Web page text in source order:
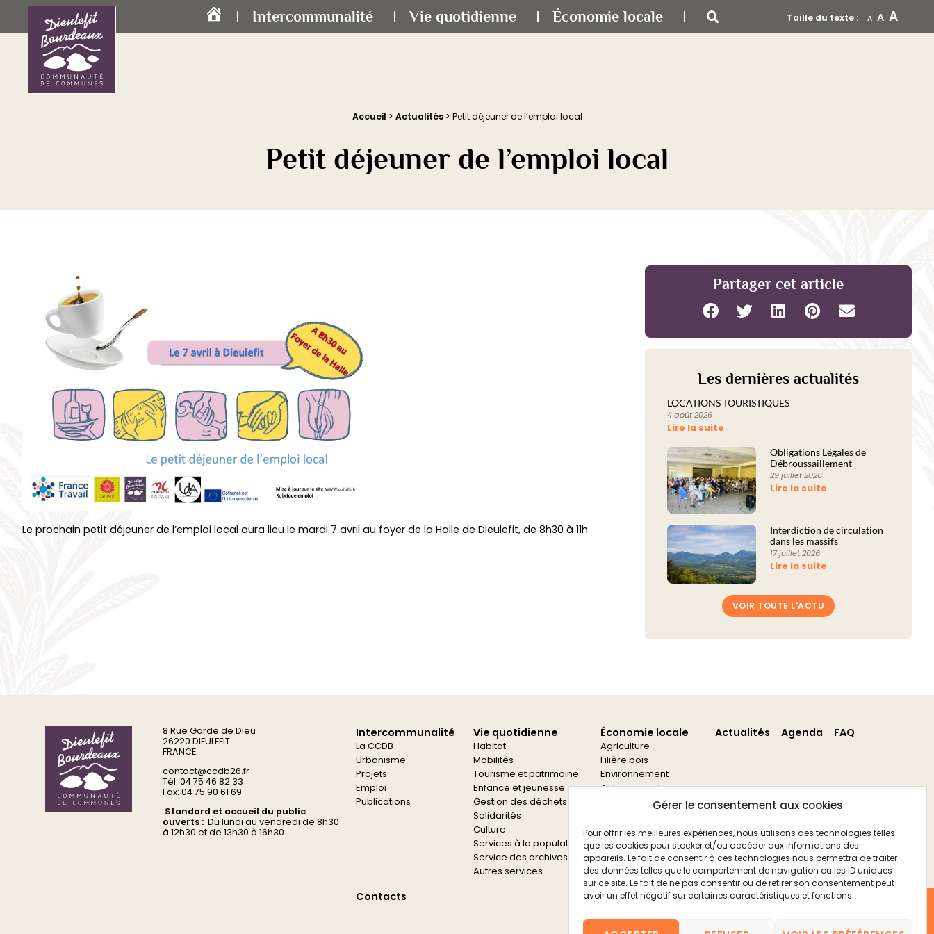
Gérer le consentement aux cookies
Pour offrir les meilleures expériences, nous utilisons des technologies telles
que les cookies pour stocker et/ou accéder aux informations des
appareils. Le fait de consentir à ces technologies nous permettra de traiter
des données telles que le comportement de navigation ou les ID uniques
sur ce site. Le fait de ne pas consentir ou de retirer son consentement peut
avoir un effet négatif sur certaines caractéristiques et fonctions.
Accueil Intercommunalité Vie quotidienne Économie locale Taille du texte : A A A
Accueil > Actualités> Petit déjeuner de l’emploi local
Petit déjeuner de l’emploi local
Le prochain petit déjeuner de l’emploi local aura lieu le mardi 7 avril au foyer de la Halle de Dieulefit, de 8h30 à 11h.
Partager cet article
Les dernières actualités
LOCATIONS TOURISTIQUES
4 août 2026
Lire la suite
Obligations Légales de
Débroussaillement
29 juillet 2026
Lire la suite
Interdiction de circulation
dans les massifs
17 juillet 2026
Lire la suite
VOIR TOUTE L'ACTU
8 Rue Garde de Dieu
26220 DIEULEFIT
FRANCE
contact@ccdb26.fr
Tél: 04 75 46 82 33
Fax: 04 75 90 61 69
Standard et accueil du public
ouverts :Du lundi au vendredi de 8h30
à 12h30 et de 13h30 à 16h30
Intercommunalité
La CCDB
Urbanisme
Projets
Emploi
Publications
Vie quotidienne
Habitat
Mobilités
Tourisme et patrimoine
Enfance et jeunesse
Gestion des déchets
Solidarités
Culture
Services à la population
Service des archives
Autres services
Économie locale
Agriculture
Filière bois
Environnement
Aides aux entreprises
Aides aux associations
Actualités Agenda FAQ
Contacts